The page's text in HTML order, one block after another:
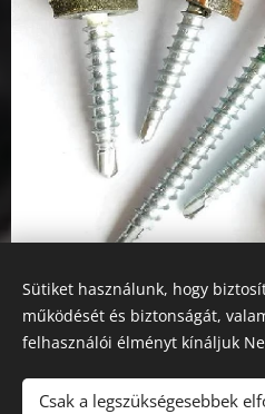
Az oldalt aWebnode
Sütiket használunk, hogy
működését és biztonságát,
felhasználói élményt kínáljuk
Csak a legszükségesebbek